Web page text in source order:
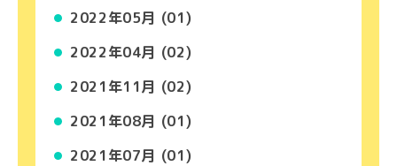
2022年05月 (01)
2022年04月 (02)
2021年11月 (02)
2021年08月 (01)
2021年07月 (01)